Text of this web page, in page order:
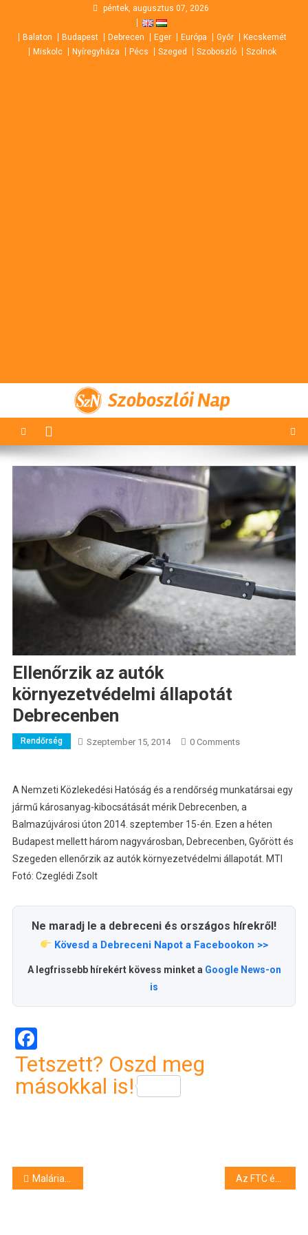
content
péntek, augusztus 07, 2026
Balaton Budapest Debrecen Eger Európa Győr
Kecskemét
Miskolc
Nyíregyháza Pécs Szeged Szoboszló Szolnok
Szoboszlói Nap
Ellenőrzik az autók
környezetvédelmi állapotát
Debrecenben
Rendőrség Szeptember 15, 2014 0 Comments
A Nemzeti Közlekedési Hatóság és a rendőrség munkatársai egy
jármű károsanyag-kibocsátását mérik Debrecenben, a
Balmazújvárosi úton 2014. szeptember 15-én. Ezen a héten
Budapest mellett három nagyvárosban, Debrecenben, Győrött és
Szegeden ellenőrzik az autók környezetvédelmi állapotát. MTI
Fotó: Czeglédi Zsolt
Ne maradj le a debreceni és országos hírekről!
Kövesd a Debreceni Napot a Facebookon >>
A legfrissebb hírekért kövess minket a Google News-on
is
Facebook
Tetszett? Oszd meg
másokkal is!
Bejegyzés
Maláriagyanúval kezelik a Debrecenben rosszul lett nigériai férfit